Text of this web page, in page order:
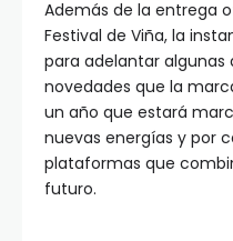
Además de la entrega
Festival de Viña, la
para adelantar algunas
novedades que la
un año que estará
nuevas energías y por
plataformas que
futuro.